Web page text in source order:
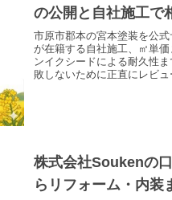
の公開と自社施工で
市原市郡本の宮本塗装を公
が在籍する自社施工、㎡単
ンイクシードによる耐久性
敗しないために正直にレビュ
株式会社Soukenの
らリフォーム・内装